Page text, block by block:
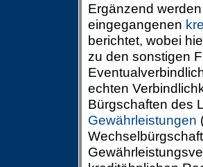
Ergänzend
eingegangenen
berichtet, wobei
zu den sonstigen
echten
Bürgschaften des
Gewährleistungen